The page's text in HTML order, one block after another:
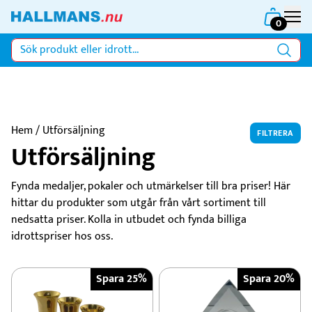
0
FILTRERA
Hem/ Utförsäljning
Utförsäljning
Fynda medaljer, pokaler och utmärkelser till bra priser! Här
hittar du produkter som utgår från vårt sortiment till
nedsatta priser. Kolla in utbudet och fynda billiga
idrottspriser hos oss.
Spara 25% Spara 20%